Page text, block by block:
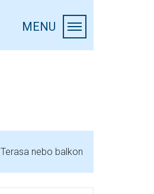
MENU
Terasa nebo balkon